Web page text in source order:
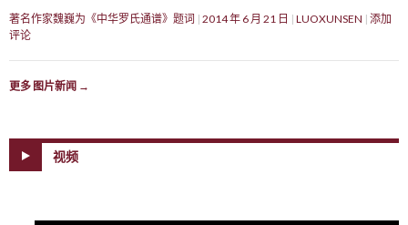
著名作家魏巍为《中华罗氏通谱》题词 2014 年 6 月 21 日 LUOXUNSEN 添加
评论
更多 图片新闻 →
视频